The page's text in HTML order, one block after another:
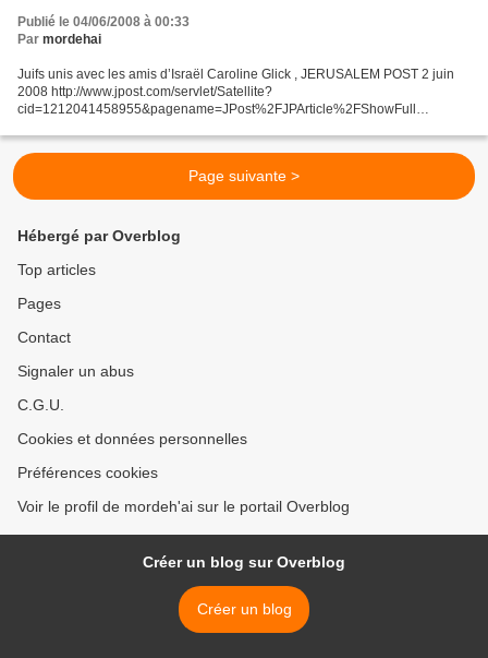
Publié le 04/06/2008 à 00:33
Par mordehai
Juifs unis avec les amis d’Israël Caroline Glick , JERUSALEM POST 2 juin
2008 http://www.jpost.com/servlet/Satellite?
cid=1212041458955&pagename=JPost%2FJPArticle%2FShowFull
Ahmadinejad...
Page suivante >
Hébergé par Overblog
Top articles
Pages
Contact
Signaler un abus
C.G.U.
Cookies et données personnelles
Préférences cookies
Voir le profil de mordeh'ai sur le portail Overblog
Créer un blog sur Overblog
Créer un blog